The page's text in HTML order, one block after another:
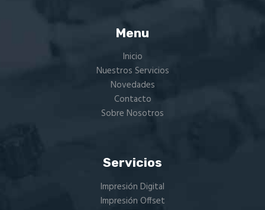
en
página
de
producto
Menu
Inicio
Nuestros Servicios
Novedades
Contacto
Sobre Nosotros
Servicios
Impresión Digital
Impresión Offset